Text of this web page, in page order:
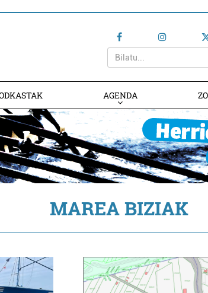
AGENDA
MAREA BIZIAK